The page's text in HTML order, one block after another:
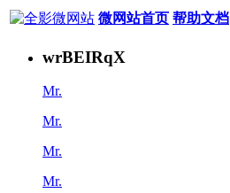
微网站首页 帮助文档
wrBEIRqX
Mr.
Mr.
Mr.
Mr.